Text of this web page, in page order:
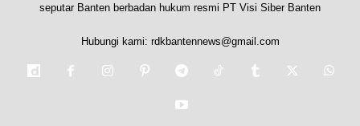
seputar Banten berbadan hukum resmi PT Visi Siber Banten
Hubungi kami: rdkbantennews@gmail.com